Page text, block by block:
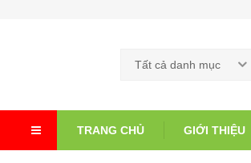
Tất cả danh mục
TRANG CHỦ GIỚI THIỆU